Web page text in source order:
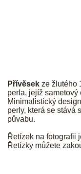
Přívěsek ze žlutého
perla, jejíž sametový
Minimalistický
perly, která se stává
půvabu.
Řetízek na fotografii
Řetízky můžete